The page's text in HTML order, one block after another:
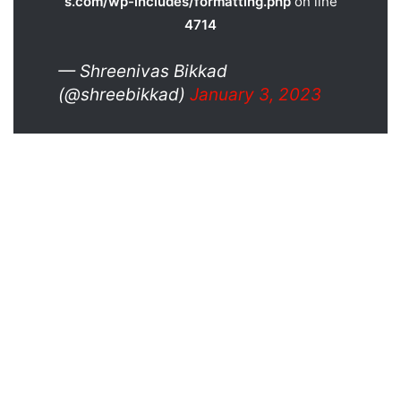
4714
— Shreenivas Bikkad
(@shreebikkad) January 3, 2023